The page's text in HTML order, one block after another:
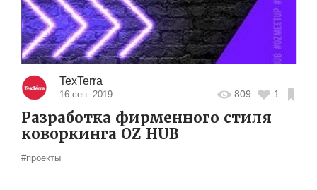
TexTerra
16 сен. 2019 809 1
Разработка фирменного стиля
коворкинга OZ HUB
#проекты